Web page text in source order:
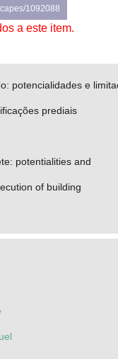
1092088
a este item.
potencialidades e
prediais
potentialities and
of building